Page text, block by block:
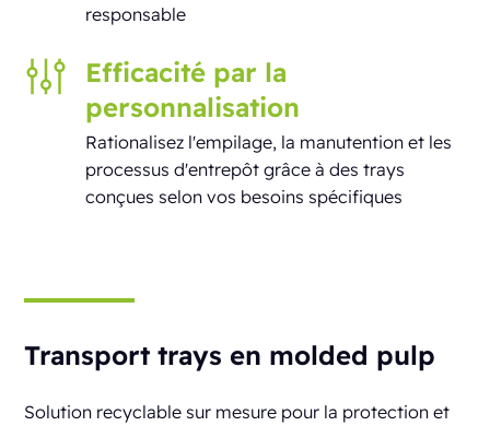
responsable
Efficacité par la
personnalisation
Rationalisez l'empilage, la manutention et les
processus d'entrepôt grâce à des trays
conçues selon vos besoins spécifiques
Transport trays en molded pulp
Solution recyclable sur mesure pour la protection et